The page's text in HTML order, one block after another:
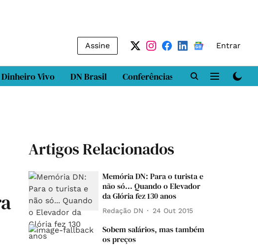
Assine Entrar
Dinheiro Vivo DN Brasil Conferências DN LAB
Artigos Relacionados
Memória DN: Para o turista e
não só... Quando o Elevador
da Glória fez 130 anos
Redação DN 24 Out 2015
Sobem salários, mas também
os preços